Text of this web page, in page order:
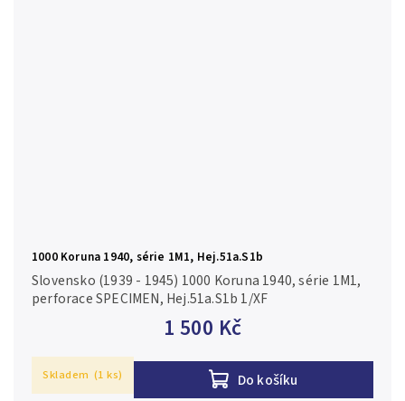
1000 Koruna 1940, série 1M1, Hej.51a.S1b
1 500 Kč
Do košíku
Slovensko (1939 - 1945) 1000 Koruna 1940, série 1M1,
perforace SPECIMEN, Hej.51a.S1b 1/XF
Skladem (1 ks)